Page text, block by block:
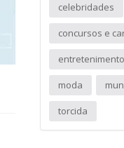
celebridades
concursos e
entretenimento
moda
torcida